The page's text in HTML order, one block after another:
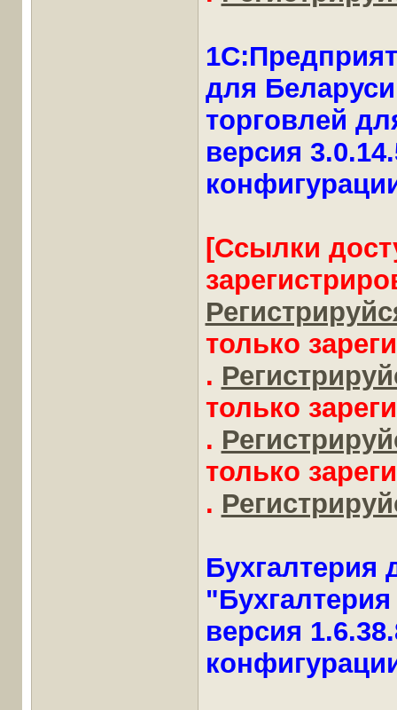
для
торговлей
версия
[Ссылки
только
.
только
.
только
.
Бухгалтерия
версия